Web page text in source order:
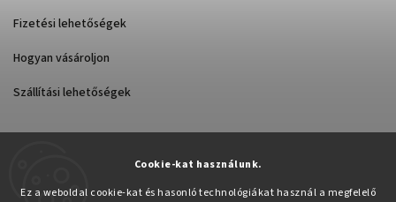
Cookie-kat használunk.
Ez a weboldal cookie-kat és hasonló technológiákat használ a megfelelő
Fizetési lehetőségek
Hogyan vásároljon
Szállítási lehetőségek